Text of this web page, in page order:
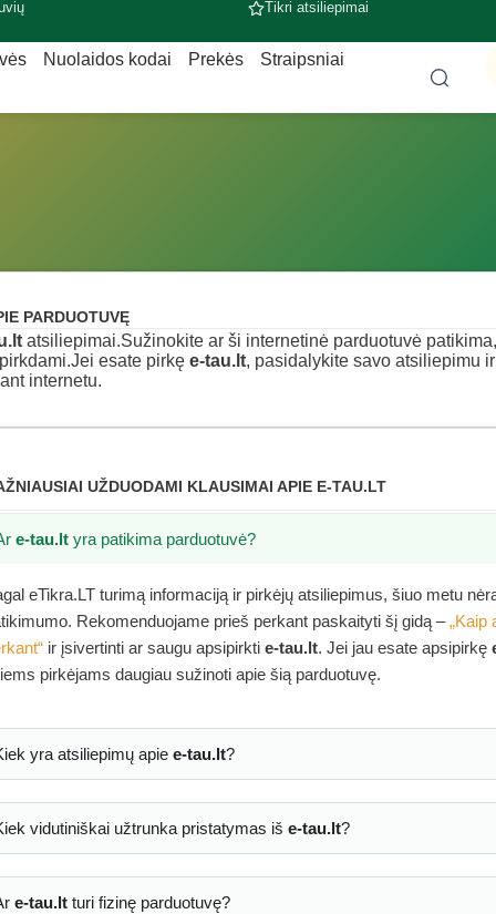
Tikri atsiliepimai
Nuolaidos kodai Prekės Straipsniai
PARDUOTUVĘ
atsiliepimai.Sužinokite ar ši internetinė parduotuvė
esate pirkę e-tau.lt, pasidalykite savo atsiliepimu
internetu.
UŽDUODAMI KLAUSIMAI APIE E-TAU.LT
e-tau.lt yra patikima parduotuvė?
eTikra.LT turimą informaciją ir pirkėjų atsiliepimus, šiuo metu
Rekomenduojame prieš perkant paskaityti šį gidą –„Kaip
ir įsivertinti ar saugu apsipirkti e-tau.lt. Jei jau esate apsipirkę
pirkėjams daugiau sužinoti apie šią parduotuvę.
yra atsiliepimų apie e-tau.lt?
vidutiniškai užtrunka pristatymas iš e-tau.lt?
e-tau.ltturi fizinę parduotuvę?